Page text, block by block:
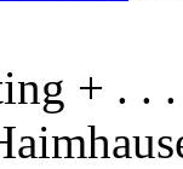
+ . . .